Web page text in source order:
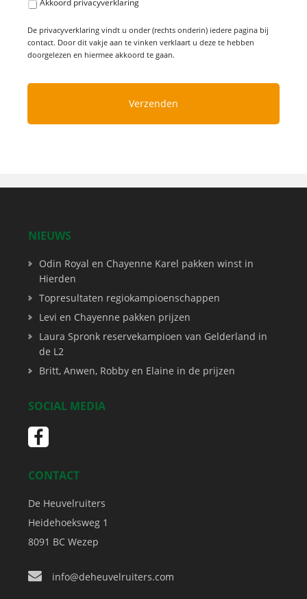
Akkoord privacyverklaring
De privacyverklaring vindt u onder (rechts onderin) iedere pagina bij
contact. Door dit vakje aan te vinken verklaart u deze te hebben
doorgelezen en hiermee akkoord te gaan.
NIEUWS
Odin Royal en Chayenne Karel pakken winst in
Hierden
Topresultaten regiokampioenschappen
Levi en Chayenne pakken prijzen
Laura Spronk reservekampioen van Gelderland in
de L2
Britt, Anwen, Robby en Elaine in de prijzen
SOCIAL MEDIA
CONTACT
De Heuvelruiters
Heidehoeksweg 1
8091 BC Wezep
info@deheuvelruiters.com